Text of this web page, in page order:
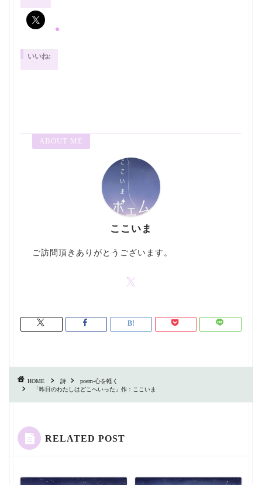
いいね:
ABOUT ME
ここいま
ご訪問頂きありがとうございます。
HOME 詩
poem-心を軽く
「昨日のわたしはどこへいった」作：ここいま
RELATED POST